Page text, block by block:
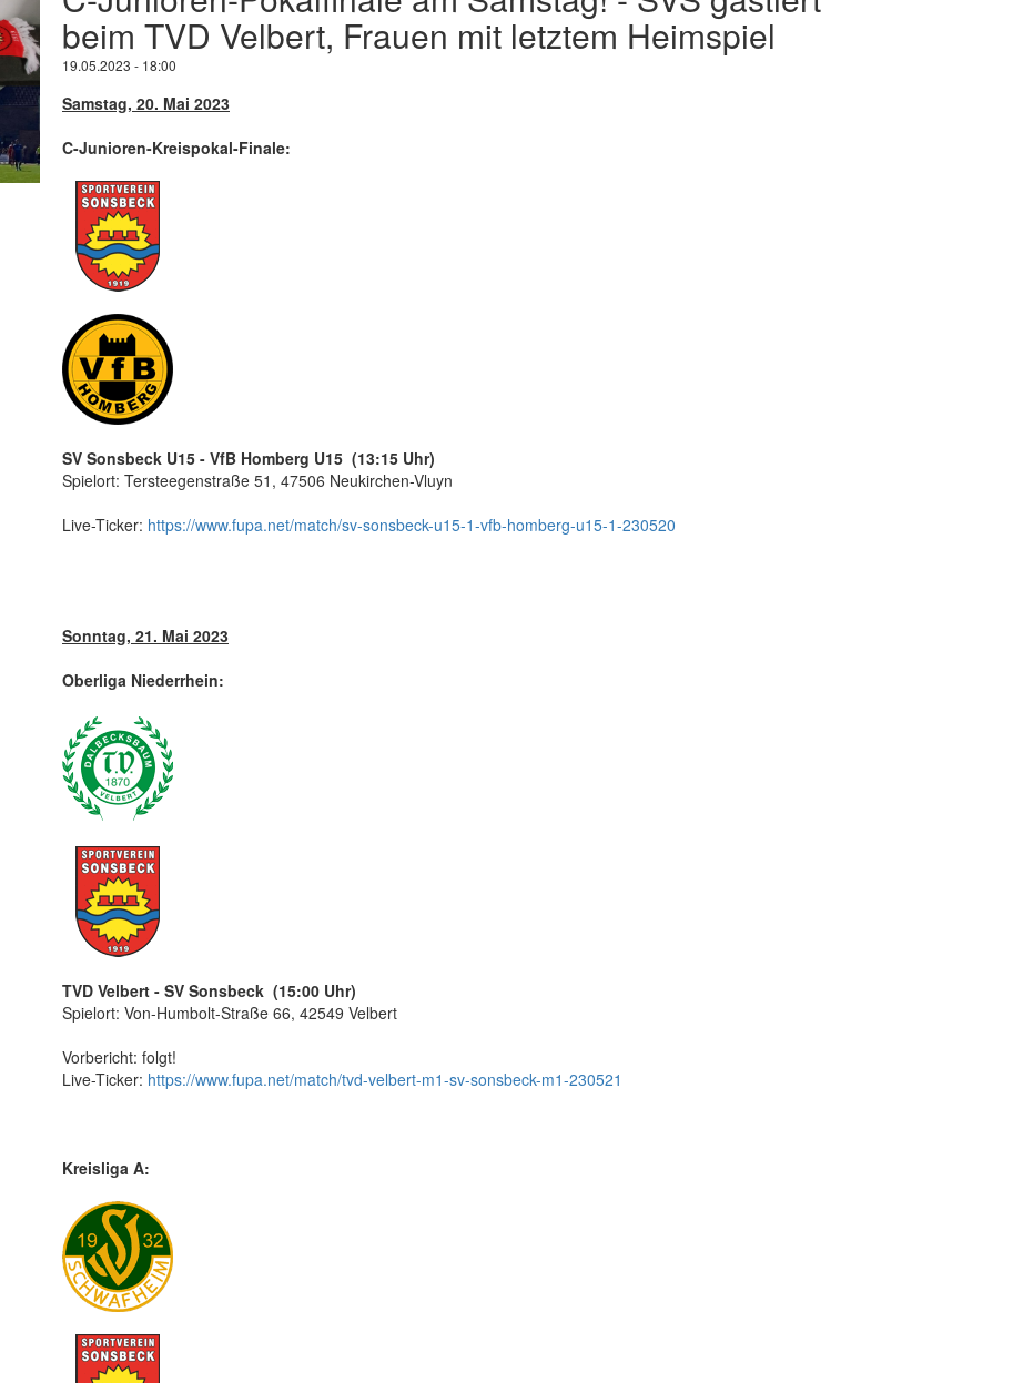
beim TVD Velbert, Frauen mit letztem Heimspiel
19.05.2023 - 18:00
Samstag, 20. Mai 2023
C-Junioren-Kreispokal-Finale:
SV Sonsbeck U15 - VfB Homberg U15 (13:15 Uhr)
Spielort: Tersteegenstraße 51, 47506 Neukirchen-Vluyn
Live-Ticker: https://www.fupa.net/match/sv-sonsbeck-u15-1-vfb-homberg-u15-1-230520
Sonntag, 21. Mai 2023
Oberliga Niederrhein:
TVD Velbert - SV Sonsbeck (15:00 Uhr)
Spielort: Von-Humbolt-Straße 66, 42549 Velbert
Vorbericht: folgt!
Live-Ticker: https://www.fupa.net/match/tvd-velbert-m1-sv-sonsbeck-m1-230521
Kreisliga A: